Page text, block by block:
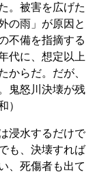
。被害を広げた
の雨」が原因と
不備を指摘する
代に、想定以上
からだ。だが、
鬼怒川決壊が残
）
浸水するだけで
も、決壊すれば
、死傷者も出て